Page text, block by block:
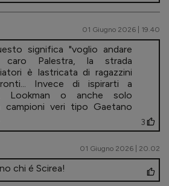
01 Giugno 2026 | 19.40
significa "voglio andare
caro Palestra, la strada
è lastricata di ragazzini
Invece di ispirarti a
Lookman o anche solo
campioni veri tipo Gaetano
3
01 Giugno 2026 | 20.02
chi é Scirea!